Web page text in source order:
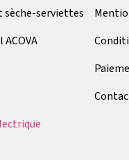
sèche-serviettes